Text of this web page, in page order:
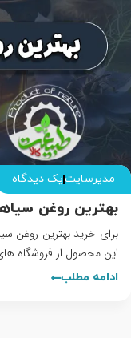
مدیرسایتیک دیدگاه
بهترین روغن
برای خرید بهترین روغن
این محصول از فروشگاه
ادامه مطلب